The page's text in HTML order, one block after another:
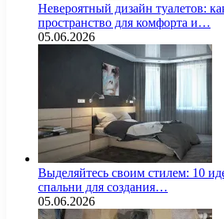
Невероятный дизайн туалетов:
пространство для комфорта и…
05.06.2026
Выделяйтесь своим стилем: 10
спальни для создания…
05.06.2026